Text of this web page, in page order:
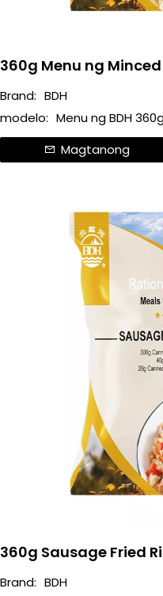
360g Menu ng
Brand: BDH
modelo: Menu ng BDH
Magtanong
360g Sausage Fried
Brand: BDH